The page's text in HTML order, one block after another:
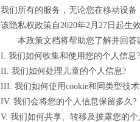
我们所有的服务，无论您在移动设
该隐私权政策自2020年2月27日起生
本政策文档将帮助您了解并回答
I. 我们如何收集和使用您的个人信息?
II. 我们如何处理儿童的个人信息?
III. 我们如何使用cookie和同类型技术
IV. 我们会将您的个人信息保留多久?
V. 我们如何共享、转移及披露您的个